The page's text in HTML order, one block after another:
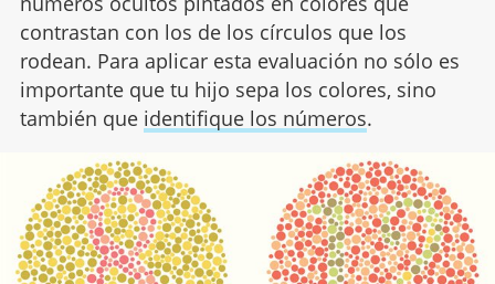
contrastan con los de los círculos que los
rodean. Para aplicar esta evaluación no sólo es
importante que tu hijo sepa los colores, sino
también que identifique los números.